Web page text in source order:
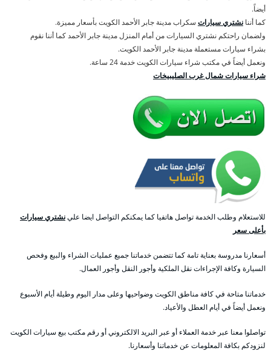
أيضاً.
كما أننا نشتري سيارات سكراب مدينة جابر الأحمد الكويت بأسعار مميزة.
ولضمان راحتكم نشتري السيارات من أمام المنزل مدينة جابر الأحمد كما أننا نقوم
بشراء سيارات مستعملة مدينة جابر الأحمد الكويت.
ونعمل أيضاً في مكتب شراء سيارات الكويت خدمة 24 ساعة.
شراء سيارات شمال غرب الصليبيخات
للاستعلام وطلب الخدمة تواصل هاتفيا كما يمكنكم التواصل ايضا علينشتري سيارات
بأعلى سعر
أسعارنا مدروسة بعناية تامة كما تتضمن خدماتنا جميع عمليات الشراء والبيع وفحص
السيارة وكافة الإجراءات نقل الملكية وأجور النقل وأجور العمال.
خدماتنا متاحة في كافة مناطق الكويت وضواحيها وعلى مدار اليوم وطيلة أيام الأسبوع
ونعمل أيضاً في أيام العطل والأعياد.
تواصلوا معنا عبر خدمة العملاء أو عبر البريد الالكتروني أو رقم مكتب بيع سيارات الكويت
لنزودكم بكافة المعلومات عن خدماتنا وأسعارنا.